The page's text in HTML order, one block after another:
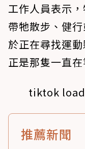
工作人員表示
帶牠散步、健
於正在尋找運
正是那隻一直
tiktok
推薦新聞